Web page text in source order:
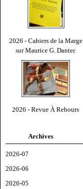
2026 - Cahiers de la Marge
sur Maurice G. Dantec
2026 - Revue À Rebours
Archives
2026-07
2026-06
2026-05